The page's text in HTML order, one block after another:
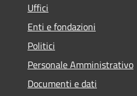
Uffici
Enti e fondazioni
Politici
Personale Amministrativo
Documenti e dati